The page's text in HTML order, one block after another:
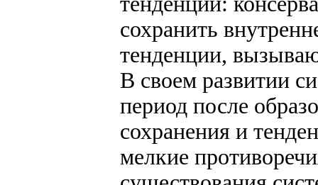
сохранить
тенденции,
В своем развитии
период после
сохранения и
мелкие